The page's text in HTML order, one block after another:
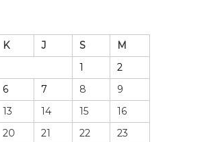
K J S
M
1
2
6 7 8
9
13 14 15
16
20 21 22
23